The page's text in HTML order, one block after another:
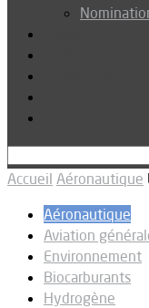
Accueil Aéronautique
Aéronautique
Aviation
Environnement
Biocarburants
Hydrogène